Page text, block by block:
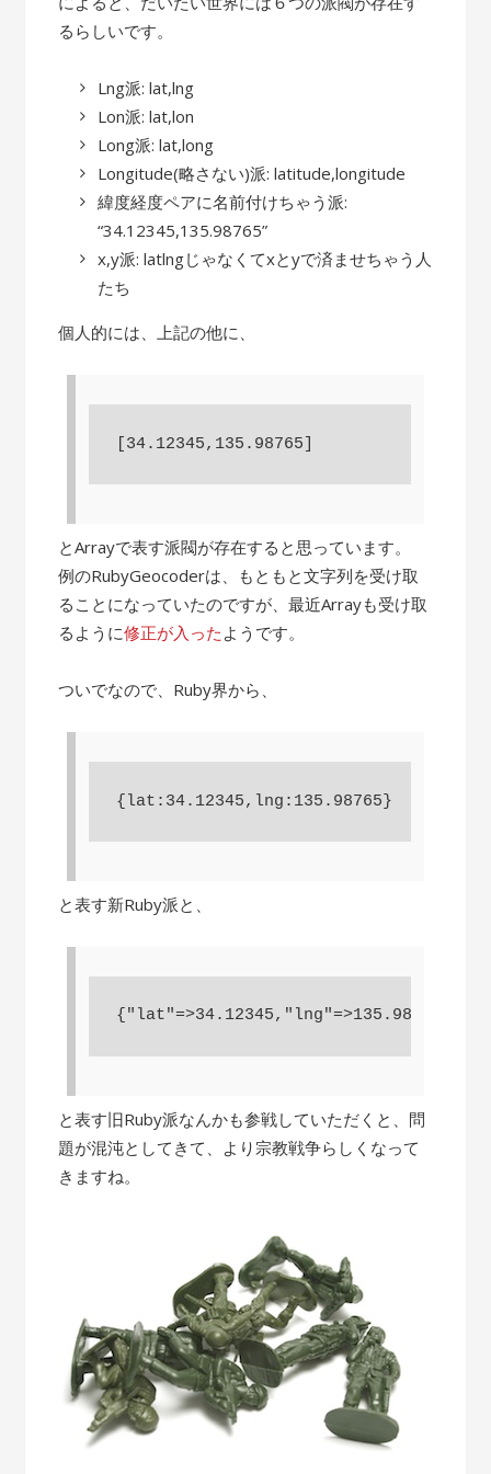
るらしいです。
Lng派: lat,lng
Lon派: lat,lon
Long派: lat,long
Longitude(略さない)派: latitude,longitude
緯度経度ペアに名前付けちゃう派:
“34.12345,135.98765”
x,y派: latlngじゃなくてxとyで済ませちゃう人
たち
個人的には、上記の他に、
とArrayで表す派閥が存在すると思っています。
例のRubyGeocoderは、もともと文字列を受け取
ることになっていたのですが、最近Arrayも受け取
るように修正が入った ようです。
ついでなので、Ruby界から、
と表す新Ruby派と、
と表す旧Ruby派なんかも参戦していただくと、問
題が混沌としてきて、より宗教戦争らしくなって
きますね。